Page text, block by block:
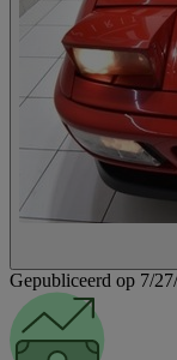
Gepubliceerd op 7/